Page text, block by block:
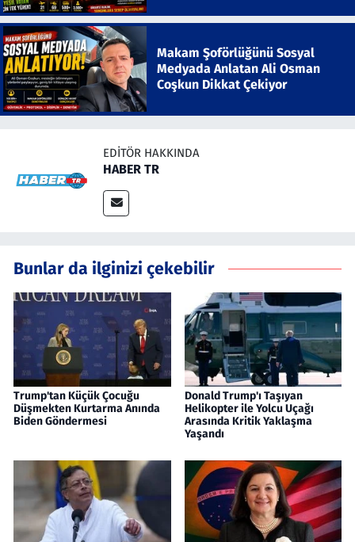
Makam Şoförlüğünü Sosyal
Medyada Anlatan Ali Osman
Coşkun Dikkat Çekiyor
EDITÖR HAKKINDA
HABER TR
Bunlar da ilginizi çekebilir
Trump'tan Küçük Çocuğu
Düşmekten Kurtarma Anında
Biden Göndermesi
Donald Trump'ı Taşıyan
Helikopter ile Yolcu Uçağı
Arasında Kritik Yaklaşma
Yaşandı